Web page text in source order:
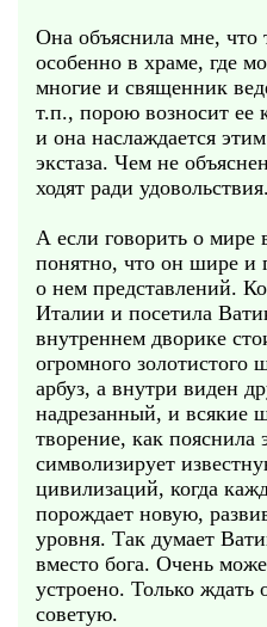
Она объяснила мне, что
особенно в храме, где
многие и священник
т.п., порою возносит ее
и она наслаждается
экстаза. Чем не
ходят ради удовольствия.
А если говорить о
понятно, что он шире
о нем представлений.
Италии и посетила
внутреннем дворике
огромного золотистого
арбуз, а внутри виден
надрезанный, и всякие
творение, как пояснила
символизирует
цивилизаций, когда
порождает новую,
уровня. Так думает
вместо бога. Очень
устроено. Только ждать
советую.